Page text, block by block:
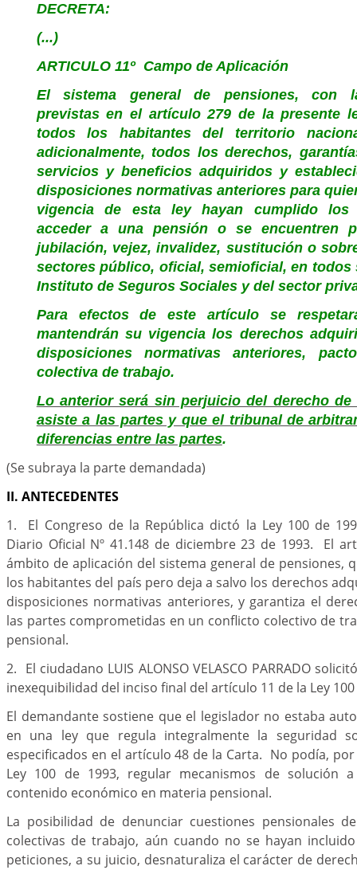
DECRETA:
(...)
ARTICULO 11º Campo de Aplicación
El sistema general de pensiones, con
previstas en el artículo 279 de la presente
todos los habitantes del territorio
adicionalmente, todos los derechos,
servicios y beneficios adquiridos y
disposiciones normativas anteriores para
vigencia de esta ley hayan cumplido los
acceder a una pensión o se encuentren
jubilación, vejez, invalidez, sustitución o
sectores público, oficial, semioficial, en todos
Instituto de Seguros Sociales y del sector
Para efectos de este artículo se
mantendrán su vigencia los derechos
disposiciones normativas anteriores,
colectiva de trabajo.
Lo anterior será sin perjuicio del derecho de
asiste a las partes y que el tribunal de
diferencias entre las partes.
(Se subraya la parte demandada)
II. ANTECEDENTES
1. El Congreso de la República dictó la Ley 100 de
Diario Oficial Nº 41.148 de diciembre 23 de 1993. El
ámbito de aplicación del sistema general de pensiones,
los habitantes del país pero deja a salvo los derechos
disposiciones normativas anteriores, y garantiza el
las partes comprometidas en un conflicto colectivo de
pensional.
2. El ciudadano LUIS ALONSO VELASCO PARRADO
inexequibilidad del inciso final del artículo 11 de la Ley 100
El demandante sostiene que el legislador no estaba
en una ley que regula integralmente la seguridad
especificados en el artículo 48 de la Carta. No podía,
Ley 100 de 1993, regular mecanismos de solución
contenido económico en materia pensional.
La posibilidad de denunciar cuestiones pensionales
colectivas de trabajo, aún cuando no se hayan
peticiones, a su juicio, desnaturaliza el carácter de